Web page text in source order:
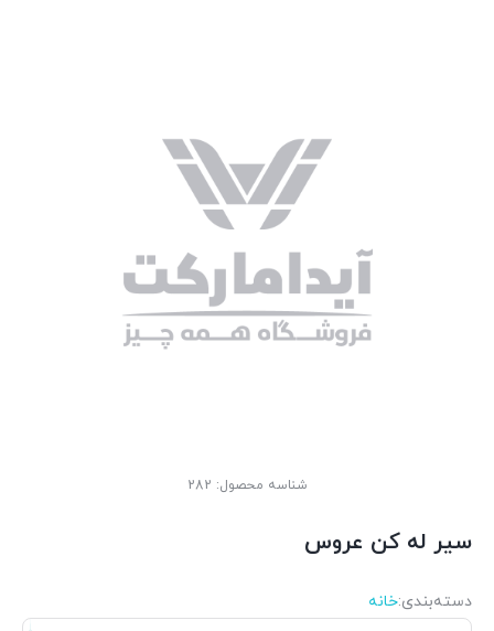
شناسه محصول: 282
سیر له کن عروس
دسته‌بندی‌:خانه